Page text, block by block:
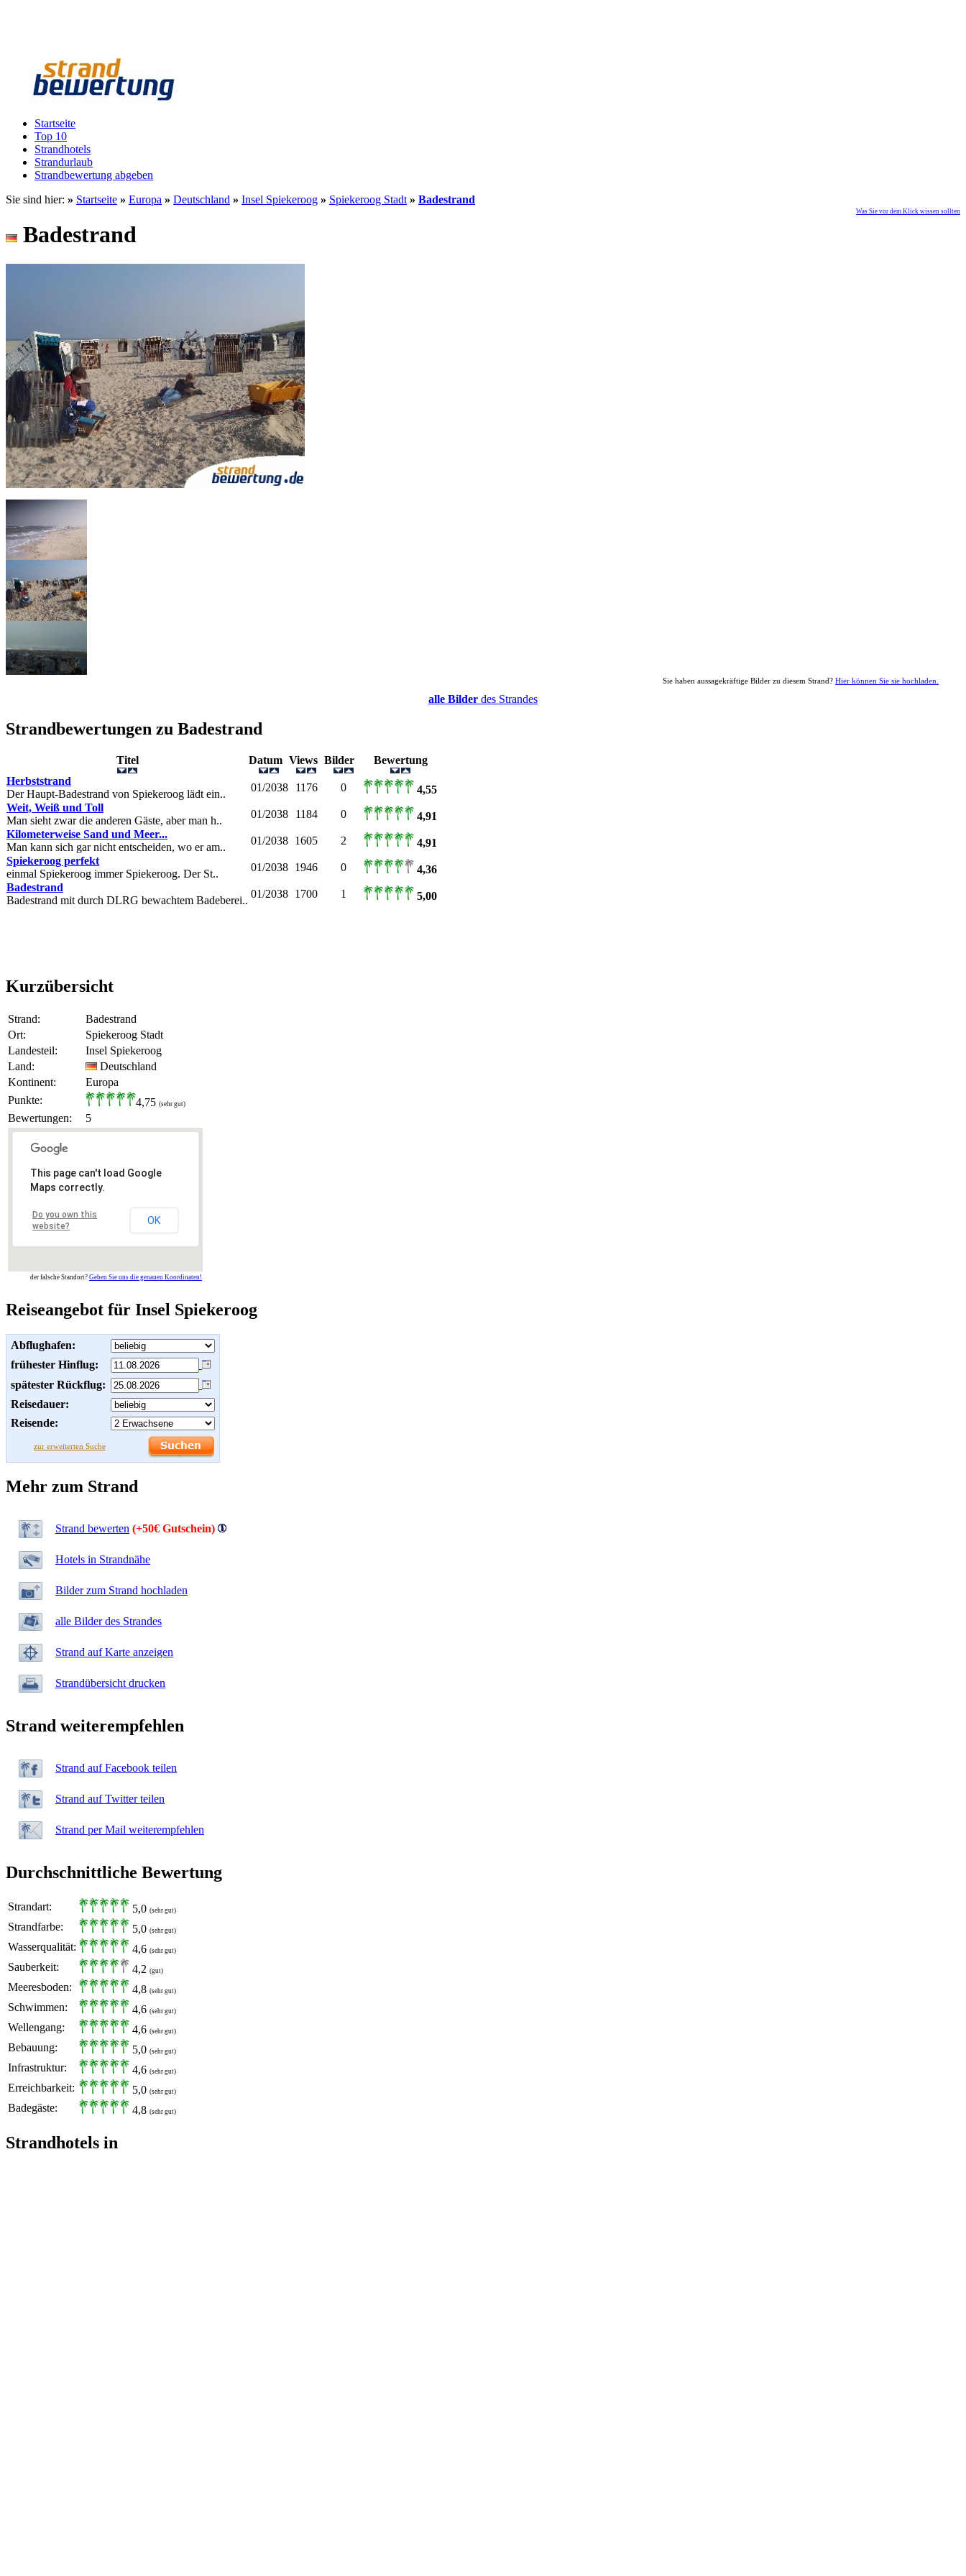
Startseite
Top 10
Strandhotels
Strandurlaub
Strandbewertung abgeben
Was Sie vor dem Klick wissen sollten
Sie sind hier: » Startseite » Europa » Deutschland » Insel Spiekeroog » Spiekeroog Stadt » Badestrand
Badestrand
Sie haben aussagekräftige Bilder zu diesem Strand? Hier können Sie sie hochladen.
alle Bilder des Strandes
Strandbewertungen zu Badestrand
Titel Datum Views Bilder
Bewertung
Herbststrand
Der Haupt-Badestrand von Spiekeroog lädt ein..
01/2038 1176 0
4,55
Weit, Weiß und Toll
Man sieht zwar die anderen Gäste, aber man h..
01/2038 1184 0
4,91
Kilometerweise Sand und Meer...
Man kann sich gar nicht entscheiden, wo er am..
01/2038 1605 2
4,91
Spiekeroog perfekt
einmal Spiekeroog immer Spiekeroog. Der St..
01/2038 1946 0
4,36
Badestrand
Badestrand mit durch DLRG bewachtem Badeberei..
01/2038 1700 1 5,00
Kurzübersicht
Strand:
Badestrand
Ort:
Spiekeroog Stadt
Landesteil:
Insel Spiekeroog
Land:
Deutschland
Kontinent:
Europa
Punkte:
4,75 (sehr gut)
Bewertungen: 5
This page can't load Google
Maps correctly.
Do you own this
website?
OK
der falsche Standort? Geben Sie uns die genauen Koordinaten!
Reiseangebot für Insel Spiekeroog
Abflughafen:
frühester Hinflug:
spätester Rückflug:
Reisedauer:
Reisende:
zur erweiterten Suche
Mehr zum Strand
Strand bewerten (+50€ Gutschein)
Hotels in Strandnähe
Bilder zum Strand hochladen
alle Bilder des Strandes
Strand auf Karte anzeigen
Strandübersicht drucken
Strand weiterempfehlen
Strand auf Facebook teilen
Strand auf Twitter teilen
Strand per Mail weiterempfehlen
Durchschnittliche Bewertung
Strandart: 5,0 (sehr gut)
Strandfarbe: 5,0 (sehr gut)
Wasserqualität: 4,6 (sehr gut)
Sauberkeit: 4,2 (gut)
Meeresboden: 4,8 (sehr gut)
Schwimmen: 4,6 (sehr gut)
Wellengang: 4,6 (sehr gut)
Bebauung: 5,0 (sehr gut)
Infrastruktur: 4,6 (sehr gut)
Erreichbarkeit: 5,0 (sehr gut)
Badegäste: 4,8 (sehr gut)
Strandhotels in